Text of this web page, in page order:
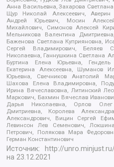
Анна Васильевна, Захарова
Щур Николай Алексеевич,
Андрей Юрьевич, Мосин
Михайлович, Симонов Алексей
Мельникова Валентина
Баженова Светлана Куприяновна,
Сергей Владимирович, Беляев
Николаевна, Ганнушкина Светлана
Буртина Елена Юрьевна,
Екатерина Алексеевна, Шуманов
Юрьевна, Свечников Анатолий
Шахова Елена Владимировна,
Ирина Вячеславовна, Литинский
Маркович, Бахмин Вячеслав
Дарья Николаевна, Орлов
Дмитриевна, Королева
Александрович, Вицин Сергей
Левинсон Лев Семенович,
Петрович, Полякова Мара
Герман Константинович
Источник: http://
на23.12.2021